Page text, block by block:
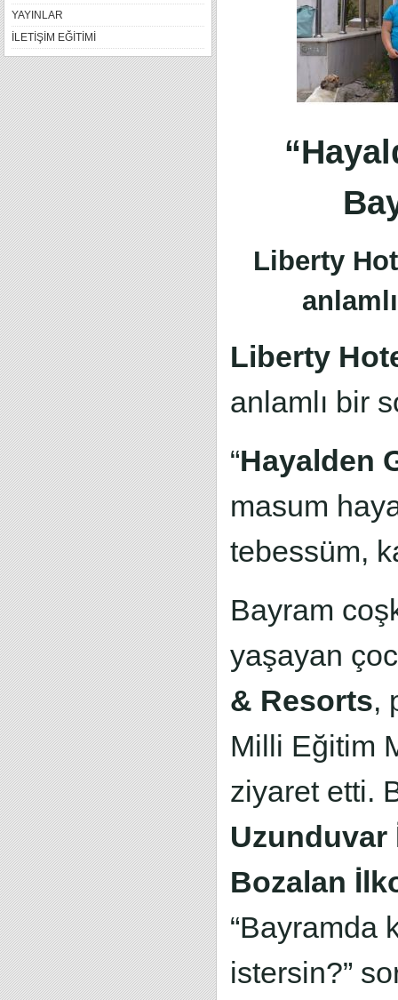
Liberty
Liberty
anlamlı bir
“Hayalden
masum
tebessüm,
Bayram
yaşayan
& Resorts,
Milli Eğitim
ziyaret etti.
Bozalan
“Bayramda
istersin?”
YAYINLAR
İLETİŞİM EĞİTİMİ